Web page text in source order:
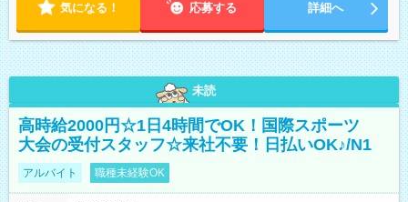
気になる！ 応募する 詳細へ
未読
高時給2000円☆1日4時間でOK！国際スポーツ
大会の受付スタッフ☆来社不要！日払いOK♪/N1
アルバイト 職種未経験OK